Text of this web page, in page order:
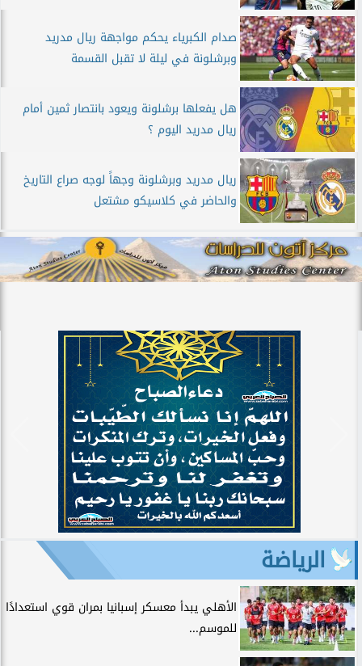
صدام الكبرياء يحكم مواجهة ريال مدريد
وبرشلونة في ليلة لا تقبل القسمة
هل يفعلها برشلونة ويعود بانتصار ثمين أمام
ريال مدريد اليوم ؟
ريال مدريد وبرشلونة وجهاً لوجه صراع التاريخ
والحاضر في كلاسيكو مشتعل
الرياضة
الأهلي يبدأ معسكر إسبانيا بمران قوي استعدادًا
للموسم...